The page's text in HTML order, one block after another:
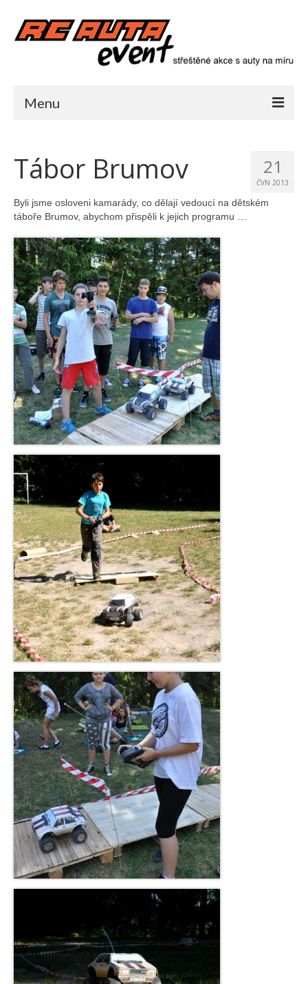
Menu
Týmová kreativní párty se stavbou závoďáků
na dálkáč
Pro obchodní partnery
Převoz piva vysokozdvižnými vozíky
Překážková dráha pro technologické firmy
3 typy techniky v 1
Aréna s bagry
TYP EVENTU
Párty a večírky
Konference/Školení
Týmová kreativní párty
Dny otevřených dveří
Firemní rodinné dny
Tematické balíčky
Kreativní stavba týmových závoďáků
Soutěž v převozu piva vysokozdvižkami
IT Challenge
Vysokozdvižné vozíky a tahače
Bagry na dálkové ovládání
Superhrdinové a Filmová auta
Logistické firmy
Motoristické akce
Autíčka na svatbě
Pirátské lodě
Indiáni a Western
Traktory na dálkové ovládání
Video
Reference
Kontakt
21
ČVN 2013
Tábor Brumov
Byli jsme osloveni kamarády, co dělají vedoucí na dětském
táboře Brumov, abychom přispěli k jejich programu …